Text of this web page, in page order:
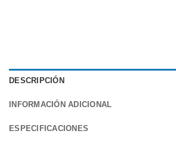
DESCRIPCIÓN
INFORMACIÓN ADICIONAL
ESPECIFICACIONES